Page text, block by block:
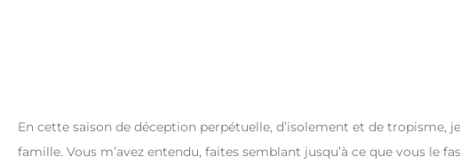
En cette saison de déception perpétuelle, d’isolement et de tropisme,
famille. Vous m’avez entendu, faites semblant jusqu’à ce que vous le